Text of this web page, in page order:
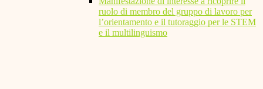
ruolo di membro del gruppo di lavoro per
l’orientamento e il tutoraggio per le STEM
e il multilinguismo